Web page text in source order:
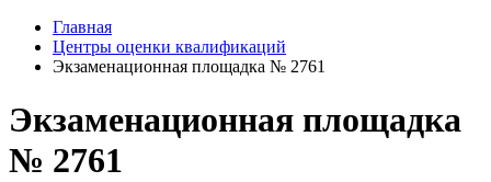
Главная
Центры оценки квалификаций
Экзаменационная площадка № 2761
Экзаменационная площадка
№ 2761